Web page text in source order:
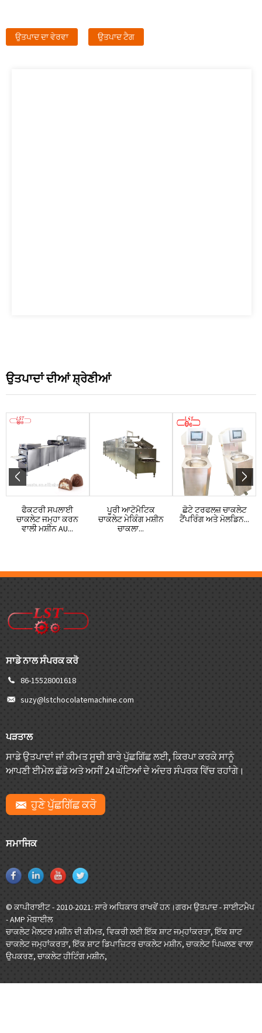
ਉਤਪਾਦ ਦਾ ਵੇਰਵਾ ਉਤਪਾਦ ਟੈਗ
ਉਤਪਾਦਾਂ ਦੀਆਂ ਸ਼੍ਰੇਣੀਆਂ
ਫੈਕਟਰੀ ਸਪਲਾਈ
ਚਾਕਲੇਟ ਜਮ੍ਹਾ ਕਰਨ
ਵਾਲੀ ਮਸ਼ੀਨ AU...
ਪੂਰੀ ਆਟੋਮੈਟਿਕ
ਚਾਕਲੇਟ ਮੇਕਿੰਗ ਮਸ਼ੀਨ
ਚਾਕਲਾ...
ਛੋਟੇ ਟਰਫਲਜ਼ ਚਾਕਲੇਟ
ਟੈਂਪਰਿੰਗ ਅਤੇ ਮੋਲਡਿਨ...
ਸਾਡੇ ਨਾਲ ਸੰਪਰਕ ਕਰੋ
86-15528001618
suzy@lstchocolatemachine.com
ਪੜਤਾਲ
ਸਾਡੇ ਉਤਪਾਦਾਂ ਜਾਂ ਕੀਮਤ ਸੂਚੀ ਬਾਰੇ ਪੁੱਛਗਿੱਛ ਲਈ, ਕਿਰਪਾ ਕਰਕੇ ਸਾਨੂੰ
ਆਪਣੀ ਈਮੇਲ ਛੱਡੋ ਅਤੇ ਅਸੀਂ 24 ਘੰਟਿਆਂ ਦੇ ਅੰਦਰ ਸੰਪਰਕ ਵਿੱਚ ਰਹਾਂਗੇ।
ਹੁਣੇ ਪੁੱਛਗਿੱਛ ਕਰੋ
ਸਮਾਜਿਕ
© ਕਾਪੀਰਾਈਟ - 2010-2021: ਸਾਰੇ ਅਧਿਕਾਰ ਰਾਖਵੇਂ ਹਨ।ਗਰਮ ਉਤਪਾਦ-ਸਾਈਟਮੈਪ
-AMP ਮੋਬਾਈਲ
ਚਾਕਲੇਟ ਮੈਲਟਰ ਮਸ਼ੀਨ ਦੀ ਕੀਮਤ, ਵਿਕਰੀ ਲਈ ਇੱਕ ਸ਼ਾਟ ਜਮ੍ਹਾਂਕਰਤਾ,ਇੱਕ ਸ਼ਾਟ
ਚਾਕਲੇਟ ਜਮ੍ਹਾਂਕਰਤਾ,ਇੱਕ ਸ਼ਾਟ ਡਿਪਾਜ਼ਿਟਰ ਚਾਕਲੇਟ ਮਸ਼ੀਨ, ਚਾਕਲੇਟ ਪਿਘਲਣ ਵਾਲਾ
ਉਪਕਰਣ, ਚਾਕਲੇਟ ਹੀਟਿੰਗ ਮਸ਼ੀਨ,